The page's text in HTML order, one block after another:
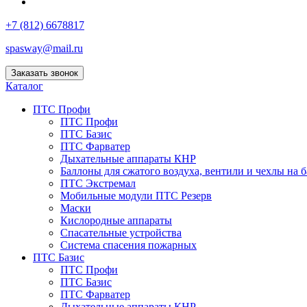
+7 (812) 6678817
spasway@mail.ru
Заказать звонок
Каталог
ПТС Профи
ПТС Профи
ПТС Базис
ПТС Фарватер
Дыхательные аппараты КНР
Баллоны для сжатого воздуха, вентили и чехлы на
ПТС Экстремал
Мобильные модули ПТС Резерв
Маски
Кислородные аппараты
Спасательные устройства
Система спасения пожарных
ПТС Базис
ПТС Профи
ПТС Базис
ПТС Фарватер